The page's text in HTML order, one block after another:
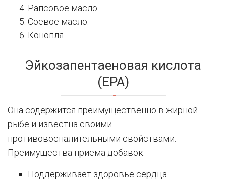
Рапсовое масло.
Соевое масло.
Конопля.
Эйкозапентаеновая кислота
(EPA)
Она содержится преимущественно в жирной
рыбе и известна своими
противовоспалительными свойствами.
Преимущества приема добавок:
Поддерживает здоровье сердца.